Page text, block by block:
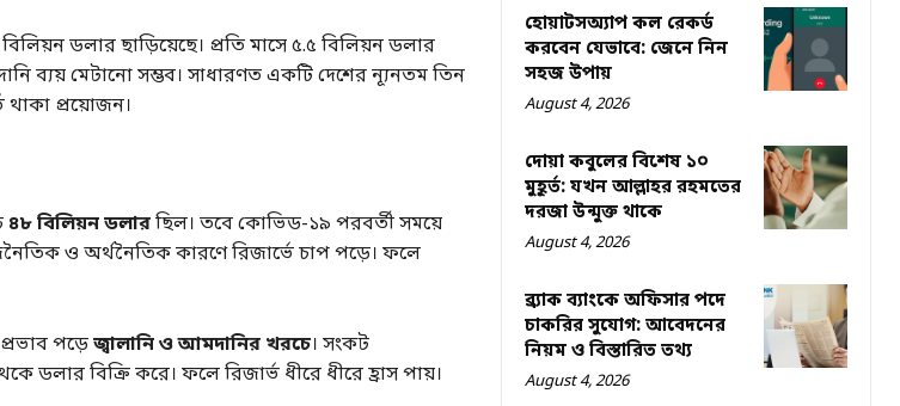
ডলার ছাড়িয়েছে। প্রতি মাসে ৫.৫ বিলিয়ন ডলার
ব্যয় মেটানো সম্ভব। সাধারণত একটি দেশের ন্যূনতম তিন
থাকা প্রয়োজন।
৪৮ বিলিয়ন ডলারছিল। তবে কোভিড-১৯ পরবর্তী সময়ে
ও অর্থনৈতিক কারণে রিজার্ভে চাপ পড়ে। ফলে
পড়েজ্বালানি ও আমদানির খরচে। সংকট
ডলার বিক্রি করে। ফলে রিজার্ভ ধীরে ধীরে হ্রাস পায়।
হোয়াটসঅ্যাপ কল রেকর্ড
করবেন যেভাবে: জেনে নিন
সহজ উপায়
August 4, 2026
দোয়া কবুলের বিশেষ ১০
মুহূর্ত: যখন আল্লাহর রহমতের
দরজা উন্মুক্ত থাকে
August 4, 2026
ব্র্যাক ব্যাংকে অফিসার পদে
চাকরির সুযোগ: আবেদনের
নিয়ম ও বিস্তারিত তথ্য
August 4, 2026